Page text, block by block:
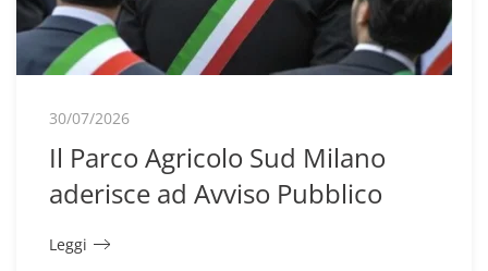
30/07/2026
Il Parco Agricolo Sud Milano
aderisce ad Avviso Pubblico
Leggi